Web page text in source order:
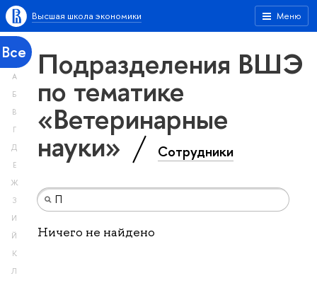
Меню
Высшая школа экономики
Все
А
Б
В
Г
Д
Е
Ж
З
И
Й
К
Л
Подразделения ВШЭ
по тематике
«Ветеринарные
науки» Сотрудники
Ничего не найдено